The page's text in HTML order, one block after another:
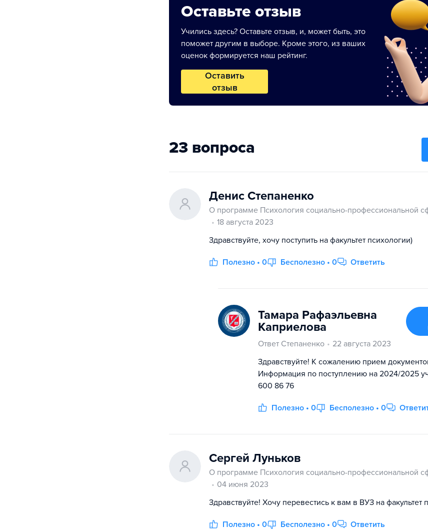
Оставьте отзыв
Учились здесь? Оставьте отзыв, и, может быть, это
поможет другим в выборе. Кроме этого, из ваших
оценок формируется наш рейтинг.
Оставить
отзыв
23 вопроса
Денис Степаненко
О программе Психология социально-профессиональной
18 августа 2023
Здравствуйте, хочу поступить на факультет психологии)
Полезно • 0 Бесполезно • 0 Ответить
Тамара Рафаэльевна
Каприелова
Ответ Степаненко
22 августа 2023
Здравствуйте! К сожалению прием
Информация по поступлению на 2024/2025
600 86 76
Полезно • 0 Бесполезно • 0
Сергей Луньков
О программе Психология социально-профессиональной
04 июня 2023
Здравствуйте! Хочу перевестись к вам в ВУЗ на факультет
Полезно • 0 Бесполезно • 0 Ответить